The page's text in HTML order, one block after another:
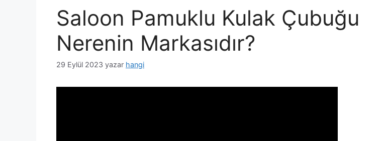
Saloon Pamuklu Kulak Çubuğu
Nerenin Markasıdır?
29 Eylül 2023 yazar hangi